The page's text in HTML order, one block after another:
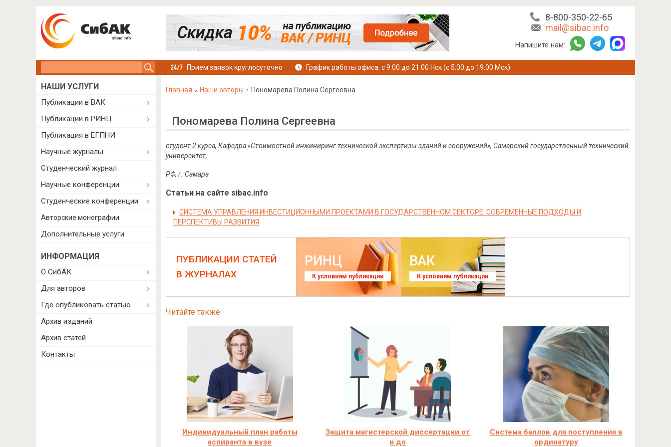
8-800-350-22-65
mail@sibac.info
Напишите нам:
Прием заявок круглосуточно График работы офиса: с 9:00 до 21:00 Нск (с 5:00 до 19:00 Мск)
Главная Наши авторы Пономарева Полина Сергеевна
Пономарева Полина Сергеевна
студент 2 курса, Кафедра «Стоимостной инжиниринг технической экспертизы зданий и сооружений», Самарский государственный технический
университет,
РФ, г. Самара
Статьи на сайте sibac.info
СИСТЕМА УПРАВЛЕНИЯ ИНВЕСТИЦИОННЫМИ ПРОЕКТАМИ В ГОСУДАРСТВЕННОМ СЕКТОРЕ: СОВРЕМЕННЫЕ ПОДХОДЫ И
ПЕРСПЕКТИВЫ РАЗВИТИЯ
ПУБЛИКАЦИИ СТАТЕЙ
В ЖУРНАЛАХ
РИНЦ
К условиям публикации
ВАК
К условиям публикации
Читайте также
Индивидуальный план работы
аспиранта в вузе
Защита магистерской диссертации от
и до
Система баллов для поступления в
ординатуру
НАШИ УСЛУГИ
Публикации в ВАК
Публикации в РИНЦ
Публикация в ЕГПНИ
Научные журналы
Студенческий журнал
Научные конференции
Студенческие конференции
Авторские монографии
Дополнительные услуги
ИНФОРМАЦИЯ
О СибАК
Для авторов
Где опубликовать статью
Архив изданий
Архив статей
Контакты